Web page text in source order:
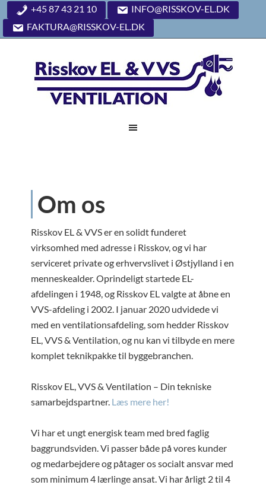
+45 87 43 21 10
INFO@RISSKOV-EL.DK
FAKTURA@RISSKOV-EL.DK
Om os
Risskov EL & VVS er en solidt funderet
virksomhed med adresse i Risskov, og vi har
serviceret private og erhvervslivet i Østjylland i en
menneskealder. Oprindeligt startede EL-
afdelingen i 1948, og Risskov EL valgte at åbne en
VVS-afdeling i 2002. I januar 2020 udvidede vi
med en ventilationsafdeling, som hedder Risskov
EL, VVS & Ventilation, og nu kan vi tilbyde en mere
komplet teknikpakke til byggebranchen.
Risskov EL, VVS & Ventilation – Din tekniske
samarbejdspartner. Læs mere her!
Vi har et ungt energisk team med bred faglig
baggrundsviden. Vi passer både på vores kunder
og medarbejdere og påtager os socialt ansvar med
som minimum 4 lærlinge ansat. Vi har årligt 2 til 4